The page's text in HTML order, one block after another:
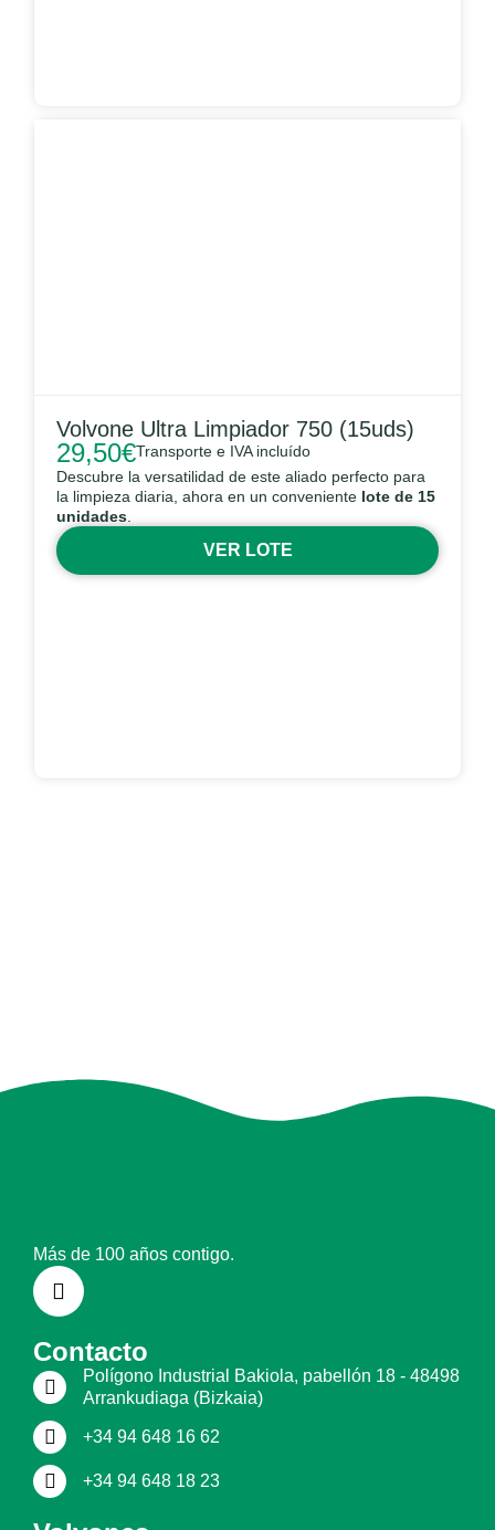
Volvone Ultra Limpiador 750 (15uds)
29,50€Transporte e IVA incluído
Descubre la versatilidad de este aliado perfecto para
la limpieza diaria, ahora en un conveniente lote de 15
unidades
VER LOTE
Más de 100 años contigo.
Contacto
Polígono Industrial Bakiola, pabellón 18 - 48498
Arrankudiaga (Bizkaia)
+34 94 648 16 62
+34 94 648 18 23